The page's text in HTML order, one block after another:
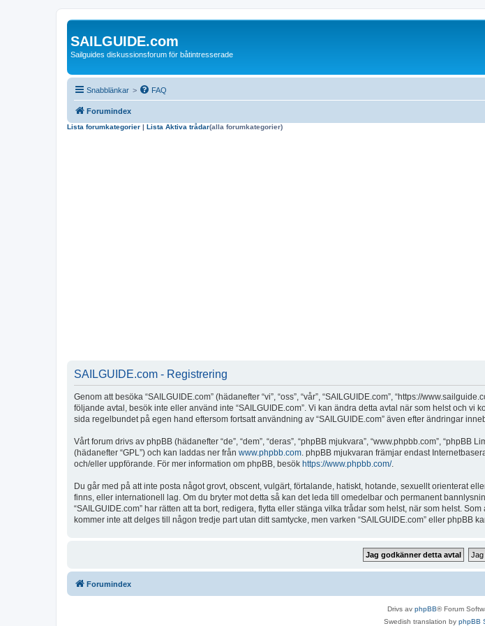
SAILGUIDE.com
Sailguides diskussionsforum för båtintresserade
Snabblänkar > FAQ
Forumindex
Lista forumkategorier | Lista Aktiva trådar(alla forumkategorier)
SAILGUIDE.com - Registrering
Genom att besöka “SAILGUIDE.com” (hädanefter “vi”, “oss”, “vår”, “SAILGUIDE.com”, “https://
följande avtal, besök inte eller använd inte “SAILGUIDE.com”. Vi kan ändra detta avtal när som helst och
sida regelbundet på egen hand eftersom fortsatt användning av “SAILGUIDE.com” även efter ändringar
Vårt forum drivs av phpBB (hädanefter “de”, “dem”, “deras”, “phpBB mjukvara”, “www.phpbb.com”, “phpBB
(hädanefter “GPL”) och kan laddas ner från www.phpbb.com. phpBB mjukvaran främjar endast
och/eller uppförande. För mer information om phpBB, besök https://www.phpbb.com/.
Du går med på att inte posta något grovt, obscent, vulgärt, förtalande, hatiskt, hotande, sexuellt orienterat
finns, eller internationell lag. Om du bryter mot detta så kan det leda till omedelbar och permanent
“SAILGUIDE.com” har rätten att ta bort, redigera, flytta eller stänga vilka trådar som helst, när som helst.
kommer inte att delges till någon tredje part utan ditt samtycke, men varken “SAILGUIDE.com” eller
Forumindex
Drivs av phpBB® Forum
Swedish translation by phpBB